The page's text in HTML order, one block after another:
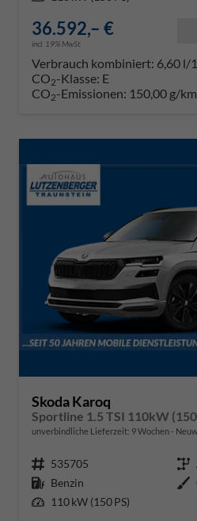
36.592,– €
incl. 19% MwSt.
Verbrauch kombiniert: 6,60 l/
CO2-Klasse: E
CO2-Emissionen: 150,00 g/km
Skoda Karoq
Sportline 1.5 TSI 110kW (150
unverbindliche Lieferzeit: 9 Wochen
Fahrzeugnr. 535705 Getriebe
Kraftstoff Benzin Außenfarbe
Leistung 110 kW (150 PS)